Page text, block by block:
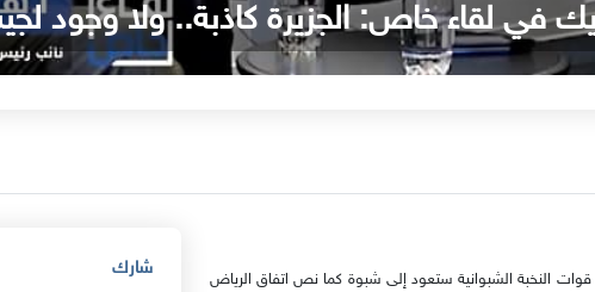
في لقاء خاص: الجزيرة كاذبة.. ولا وجود
النخبة الشبوانية ستعود إلى شبوة كما نص اتفاق الرياض
شارك